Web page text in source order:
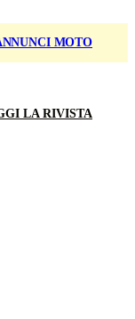
MOTO
LA RIVISTA